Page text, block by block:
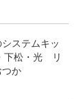
ステムキッ
下松・光 リ
つか